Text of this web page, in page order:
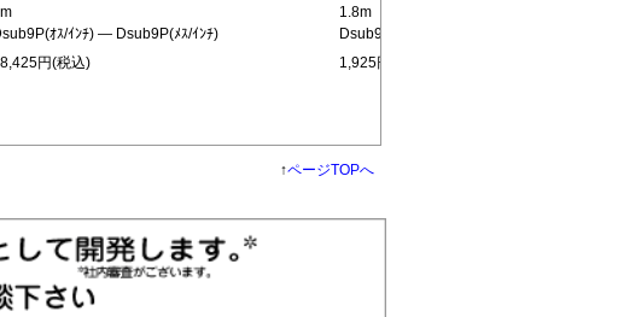
ｵｽ/ｲﾝﾁ) ― Dsub9P(ﾒｽ/ｲﾝﾁ)
円(税込)
1.8m
Dsub9P(ｵｽ/ｲﾝﾁ) ― Dsub9P(ｵｽ/ｲﾝﾁ)
1,925円(税込)
↑ページTOPへ